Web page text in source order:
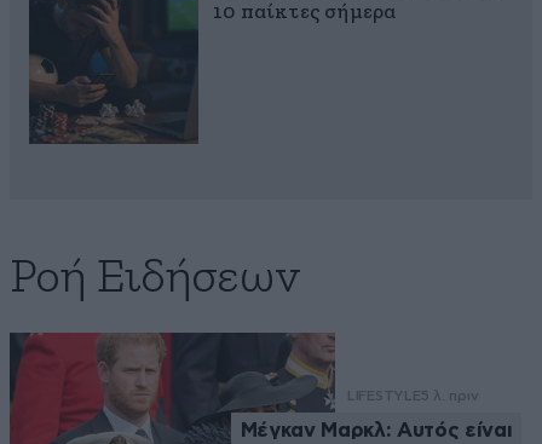
10 παίκτες σήμερα
Ροή Ειδήσεων
LIFESTYLE5 λ. πριν
Μέγκαν Μαρκλ: Αυτός είναι